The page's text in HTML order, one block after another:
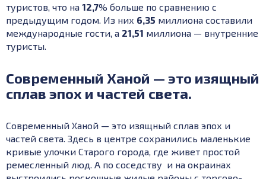
туристов, что на 12,7% больше по сравнению с
предыдущим годом. Из них 6,35 миллиона составили
международные гости, а 21,51 миллиона — внутренние
туристы.
Современный Ханой — это изящный
сплав эпох и частей света.
Современный Ханой — это изящный сплав эпох и
частей света. Здесь в центре сохранились маленькие
кривые улочки Старого города, где живет простой
ремесленный люд. А по соседству и на окраинах